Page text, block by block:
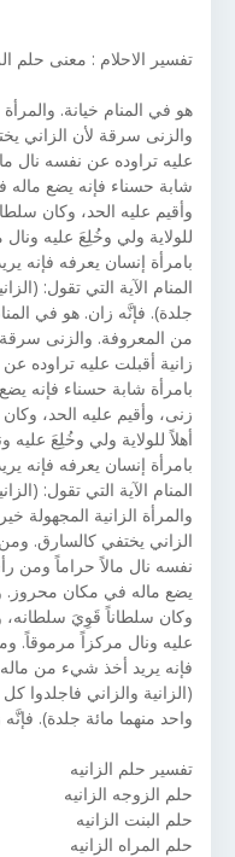
تفسير الاحلام : معنى حلم
هو في المنام خيانة.
والزنى سرقة لأن الزاني
عليه تراوده عن نفسه نال
شابة حسناء فإنه يضع
وأقيم عليه الحد، وكان
للولاية ولي وخُلِعَ عليه
بامرأة إنسان يعرفه فإنه
المنام الآية التي تقول:
جلدة). فإنَّه زان. هو في
من المعروفة. والزنى
زانية أقبلت عليه تراوده
بامرأة شابة حسناء فإنه
زنى، وأقيم عليه الحد،
أهلاً للولاية ولي وخُلِعَ
بامرأة إنسان يعرفه فإنه
المنام الآية التي تقول:
والمرأة الزانية المجهولة
الزاني يختفي كالسارق.
نفسه نال مالاً حراماً ومن
يضع ماله في مكان محروز.
وكان سلطاناً قَوِيَ سلطانه،
عليه ونال مركزاً مرموقاً.
فإنه يريد أخذ شيء من
(الزانية والزاني فاجلدوا
واحد منهما مائة جلدة). فإنَّه
تفسير حلم الزانيه
حلم الزوجه الزانيه
حلم البنت الزانيه
حلم المراه الزانيه